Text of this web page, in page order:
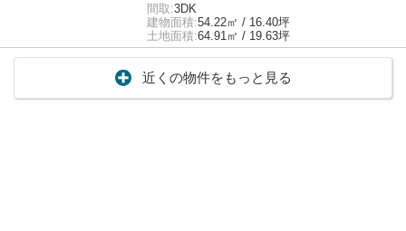
間取:3DK
建物面積:54.22㎡ / 16.40坪
土地面積:64.91㎡ / 19.63坪
近くの物件をもっと見る